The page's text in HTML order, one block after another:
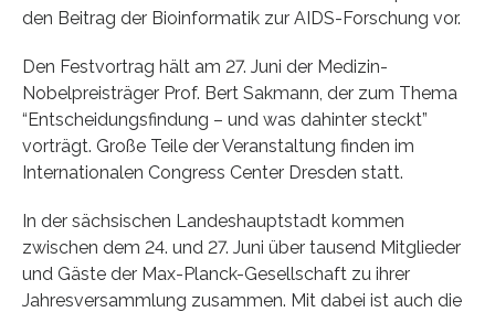
den Beitrag der Bioinformatik zur AIDS-Forschung vor.
Den Festvortrag hält am 27. Juni der Medizin-
Nobelpreisträger Prof. Bert Sakmann, der zum Thema
“Entscheidungsfindung – und was dahinter steckt”
vorträgt. Große Teile der Veranstaltung finden im
Internationalen Congress Center Dresden statt.
In der sächsischen Landeshauptstadt kommen
zwischen dem 24. und 27. Juni über tausend Mitglieder
und Gäste der Max-Planck-Gesellschaft zu ihrer
Jahresversammlung zusammen. Mit dabei ist auch die